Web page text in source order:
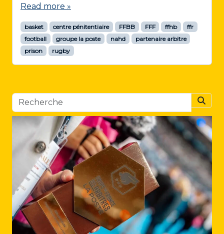
Read more »
basket centre pénitentiaire FFBB FFF ffhb
ffr
football
groupe la poste nahd
partenaire arbitre
prison
rugby